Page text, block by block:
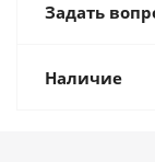
Задать
Наличие